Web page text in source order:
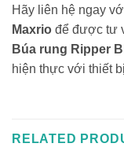
Hãy liên hệ ngay
Maxrio để được tư
Búa rung Ripper
hiện thực với thiết
RELATED